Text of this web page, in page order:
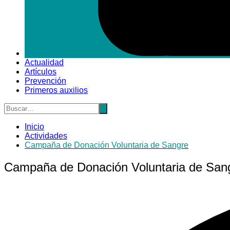
Actualidad
Artículos
Prevención
Primeros auxilios
Inicio
Actividades
Campaña de Donación Voluntaria de Sangre
Campaña de Donación Voluntaria de